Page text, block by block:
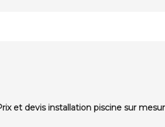
et devis installation piscine sur